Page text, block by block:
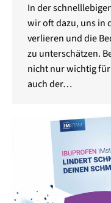
In der
wir oft dazu, uns in
verlieren und die
zu unterschätzen.
nicht nur wichtig
auch der…